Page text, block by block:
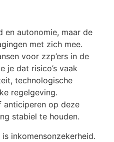
en autonomie, maar de
met zich mee.
voor zzp’ers in de
je dat risico’s vaak
technologische
regelgeving.
anticiperen op deze
stabiel te houden.
inkomensonzekerheid.